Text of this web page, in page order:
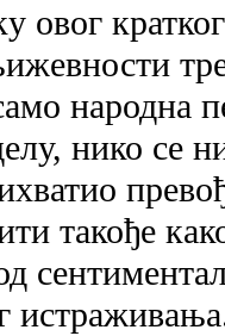
овог
народна
нико се
такође